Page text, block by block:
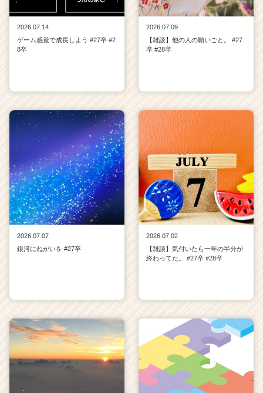
2026.07.14
ゲーム感覚で成長しよう #27卒 #2
8卒
2026.07.09
【雑談】他の人の願いごと。 #27
卒 #28卒
2026.07.07
銀河にねがいを #27卒
2026.07.02
【雑談】気付いたら一年の半分が
終わってた。 #27卒 #28卒